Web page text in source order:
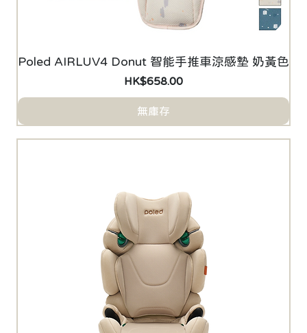
Poled AIRLUV4 Donut 智能手推車涼感墊 奶黃色
價格
HK$658.00
無庫存